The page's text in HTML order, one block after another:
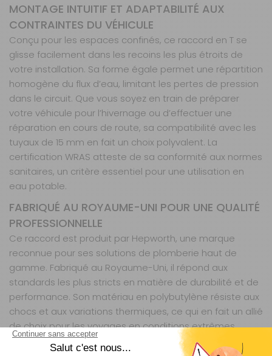
MONTAGE INTUITIF ET ADAPTABILITÉ AUX
CONTRAINTES DU VÉHICULE
Conçu pour les espaces confinés, ce raccord en T se
glisse facilement dans les recoins les plus étroits de
votre installation. Sa forme égale permet une répartition
homogène du flux d’eau, limitant les pertes de pression
dans le circuit. Que vous soyez en train de préparer
votre véhicule pour l’hivernage ou d’effectuer une
réparation en cours de route, sa compatibilité avec les
tuyaux de 15 mm en fait un choix polyvalent. La
certification WRAS atteste de sa conformité aux normes
sanitaires, un critère essentiel pour une utilisation en
eau potable.
FABRIQUÉ AU ROYAUME-UNI POUR UNE QUALITÉ
PROFESSIONNELLE
Ce raccord est produit par Hepworth, une marque
reconnue pour ses solutions de plomberie haut de
gamme. Fabriqué au Royaume-Uni, il répond aux
standards les plus stricts en matière de durabilité et de
performance. Son matériau en polybutylène résiste aux
chocs et aux variations thermiques, ce qui en fait un allié
de choix pour les voyages en conditions extrêmes.
Léger et compact, il ne prend pas de place dans votre